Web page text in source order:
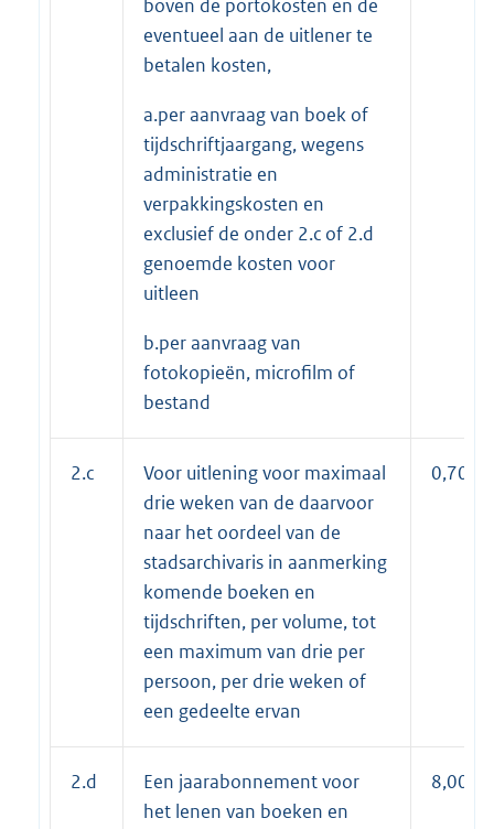
boven de portokosten en de
eventueel aan de uitlener te
betalen kosten,
a.per aanvraag van boek of
tijdschriftjaargang, wegens
administratie en
verpakkingskosten en
exclusief de onder 2.c of 2.d
genoemde kosten voor
uitleen
b.per aanvraag van
fotokopieën, microfilm of
bestand
2.c
Voor uitlening voor maximaal
drie weken van de daarvoor
naar het oordeel van de
stadsarchivaris in aanmerking
komende boeken en
tijdschriften, per volume, tot
een maximum van drie per
persoon, per drie weken of
een gedeelte ervan
0,70
2.d
Een jaarabonnement voor
het lenen van boeken en
8,00